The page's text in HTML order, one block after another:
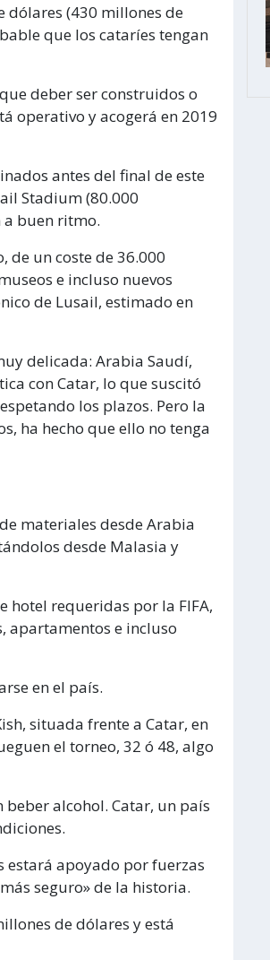
dólares (430 millones de
que los cataríes tengan
deber ser construidos o
operativo y acogerá en 2019
antes del final de este
Stadium (80.000
buen ritmo.
de un coste de 36.000
e incluso nuevos
de Lusail, estimado en
delicada: Arabia Saudí,
con Catar, lo que suscitó
los plazos. Pero la
ha hecho que ello no tenga
materiales desde Arabia
desde Malasia y
hotel requeridas por la FIFA,
apartamentos e incluso
en el país.
situada frente a Catar, en
el torneo, 32 ó 48, algo
alcohol. Catar, un país
estará apoyado por fuerzas
seguro» de la historia.
de dólares y está